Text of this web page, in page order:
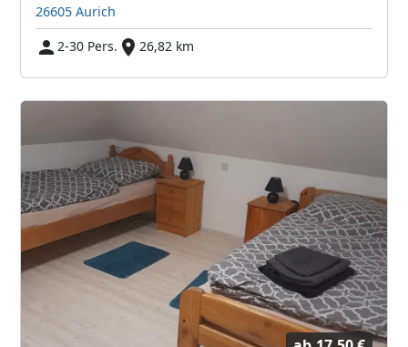
26605 Aurich
2-30 Pers.
26,82 km